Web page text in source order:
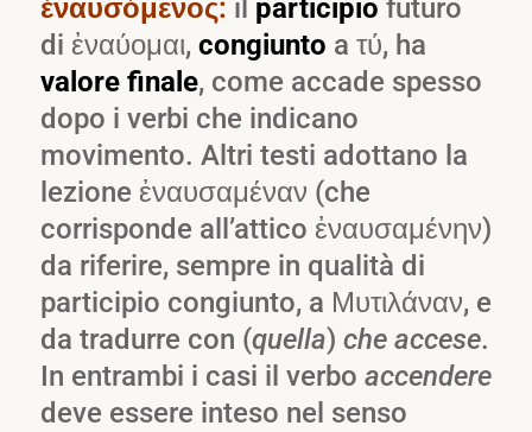
ἐναυσόμενος: il participio futuro
di ἐναύομαι, congiunto a τύ, ha
valore finale, come accade spesso
dopo i verbi che indicano
movimento. Altri testi adottano la
lezione ἐναυσαμέναν (che
corrisponde all’attico ἐναυσαμένην)
da riferire, sempre in qualità di
participio congiunto, a Μυτιλάναν, e
da tradurre con (quella) che accese.
In entrambi i casi il verbo accendere
deve essere inteso nel senso